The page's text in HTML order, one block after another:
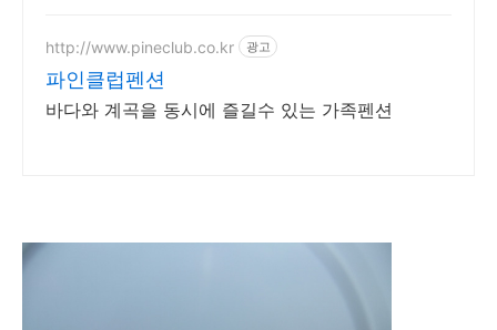
http://www.pineclub.co.kr 광고
파인클럽펜션
바다와 계곡을 동시에 즐길수 있는 가족펜션